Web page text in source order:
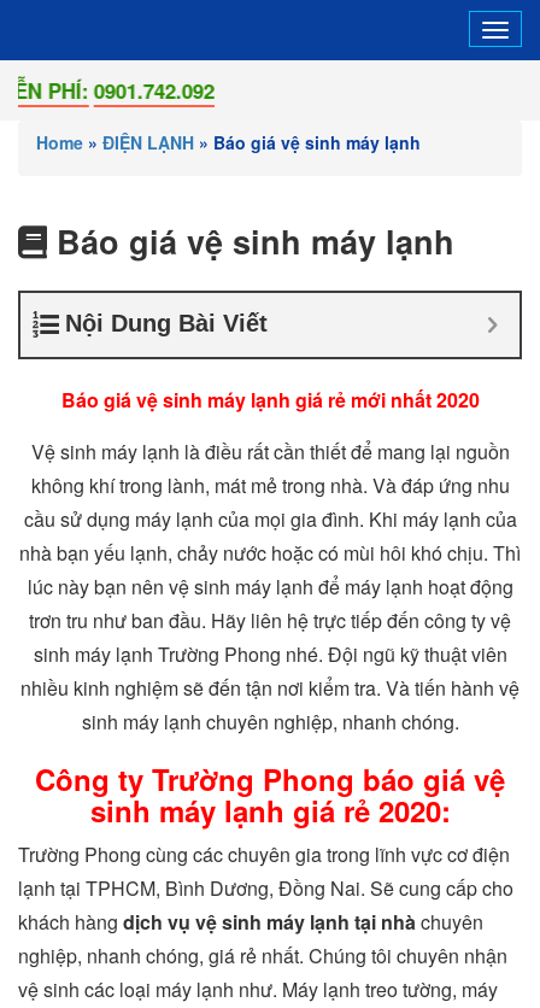
0901.742.092
Home » ĐIỆN LẠNH » Báo giá vệ sinh máy lạnh
Báo giá vệ sinh máy lạnh
Nội Dung Bài Viết
Báo giá vệ sinh máy lạnh giá rẻ mới nhất 2020
Vệ sinh máy lạnh là điều rất cần thiết để mang lại nguồn
không khí trong lành, mát mẻ trong nhà. Và đáp ứng nhu
cầu sử dụng máy lạnh của mọi gia đình. Khi máy lạnh của
nhà bạn yếu lạnh, chảy nước hoặc có mùi hôi khó chịu. Thì
lúc này bạn nên vệ sinh máy lạnh để máy lạnh hoạt động
trơn tru như ban đầu. Hãy liên hệ trực tiếp đến công ty vệ
sinh máy lạnh Trường Phong nhé. Đội ngũ kỹ thuật viên
nhiều kinh nghiệm sẽ đến tận nơi kiểm tra. Và tiến hành vệ
sinh máy lạnh chuyên nghiệp, nhanh chóng.
Công ty Trường Phong báo giá vệ
sinh máy lạnh giá rẻ 2020:
Trường Phong cùng các chuyên gia trong lĩnh vực cơ điện
lạnh tại TPHCM, Bình Dương, Đồng Nai. Sẽ cung cấp cho
khách hàng dịch vụ vệ sinh máy lạnh tại nhàchuyên
nghiệp, nhanh chóng, giá rẻ nhất. Chúng tôi chuyên nhận
vệ sinh các loại máy lạnh như. Máy lạnh treo tường, máy